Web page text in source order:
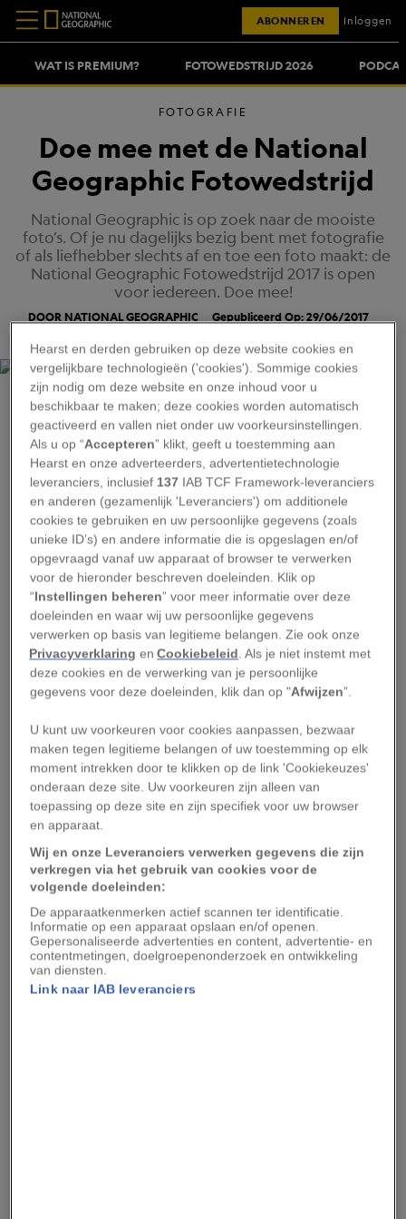
WAT IS PREMIUM? FOTOWEDSTRIJD 2026
ABONNEREN Inloggen
FOTOGRAFIE
Doe mee met de National
Geographic Fotowedstrijd
National Geographic is op zoek naar de mooiste
foto’s. Of je nu dagelijks bezig bent met fotografie
of als liefhebber slechts af en toe een foto maakt: de
National Geographic Fotowedstrijd 2017 is open
voor iedereen. Doe mee!
DOOR NATIONAL GEOGRAPHIC Gepubliceerd Op: 29/06/2017
Wie weet word jij dé winnaar van deNational
Geographic Fotowedstrijd 2017. De winnende
foto’s worden gepubliceerd in het
novembernummer van National Geographic
Magazine en op onze social media-kanalen.
De kracht van het beeld
National Geographic gelooft in de kracht van
wetenschap, het ontdekken van de wereld en
het vertellen van verhalen, op alle mogelijke
manieren. Fotografen reizen continu voor
National Geographic de wereld over, op zoek
naar mooie, fascinerende en inspirerende
verhalen. Maar nu doen we een beroep op jou.
Deel je foto, vertel je verhaal. Of je nu dagelijks
bezig bent met fotografie of als liefhebber
regelmatig een foto maakt: de National
Geographic Fotowedstrijd 2017 is open voor
iedereen.
Hoe doe je mee?
Ga naarnationalgeographicfotowedstrijd.nlen
maak een account aan.
Hearst en derden gebruiken op deze website cookies en
vergelijkbare technologieën ('cookies'). Sommige cookies
zijn nodig om deze website en onze inhoud voor u
beschikbaar te maken; deze cookies worden automatisch
geactiveerd en vallen niet onder uw voorkeursinstellingen.
Als u op “Accepteren” klikt, geeft u toestemming aan
Hearst en onze adverteerders, advertentietechnologie
leveranciers, inclusief 137 IAB TCF Framework-leveranciers
en anderen (gezamenlijk 'Leveranciers') om additionele
cookies te gebruiken en uw persoonlijke gegevens (zoals
unieke ID’s) en andere informatie die is opgeslagen en/of
opgevraagd vanaf uw apparaat of browser te verwerken
voor de hieronder beschreven doeleinden. Klik op
“Instellingen beheren” voor meer informatie over deze
doeleinden en waar wij uw persoonlijke gegevens
verwerken op basis van legitieme belangen. Zie ook onze
Privacyverklaring enCookiebeleid. Als je niet instemt met
deze cookies en de verwerking van je persoonlijke
gegevens voor deze doeleinden, klik dan op "Afwijzen”.
U kunt uw voorkeuren voor cookies aanpassen, bezwaar
maken tegen legitieme belangen of uw toestemming op elk
moment intrekken door te klikken op de link 'Cookiekeuzes'
onderaan deze site. Uw voorkeuren zijn alleen van
toepassing op deze site en zijn specifiek voor uw browser
en apparaat.
Wij en onze Leveranciers verwerken gegevens die zijn
verkregen via het gebruik van cookies voor de
volgende doeleinden:
De apparaatkenmerken actief scannen ter identificatie.
Informatie op een apparaat opslaan en/of openen.
Gepersonaliseerde advertenties en content, advertentie- en
contentmetingen, doelgroepenonderzoek en ontwikkeling
van diensten.
Link naar IAB leveranciers